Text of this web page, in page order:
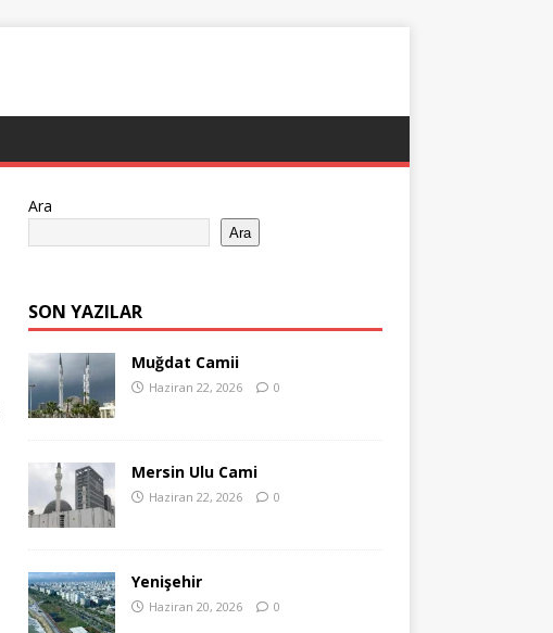
Ara
Ara
SON YAZILAR
Muğdat Camii
Haziran 22, 2026 0
Mersin Ulu Cami
Haziran 22, 2026 0
Yenişehir
Haziran 20, 2026 0